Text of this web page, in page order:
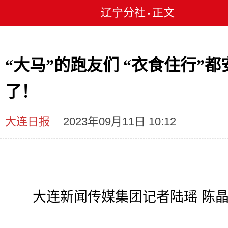
辽宁分社 • 正文
“大马”的跑友们 “衣食住行”都
了！
大连日报 2023年09月11日 10:12
大连新闻传媒集团记者陆瑶 陈